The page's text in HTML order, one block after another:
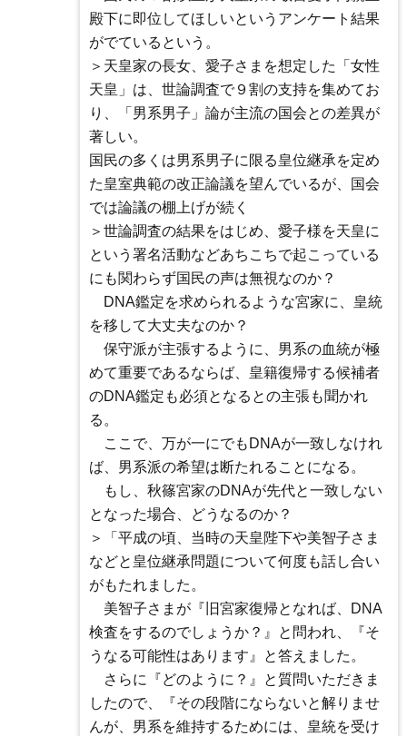
殿下に即位してほしいというアンケート結果
がでているという。
＞天皇家の長女、愛子さまを想定した「女性
天皇」は、世論調査で９割の支持を集めてお
り、「男系男子」論が主流の国会との差異が
著しい。
国民の多くは男系男子に限る皇位継承を定め
た皇室典範の改正論議を望んでいるが、国会
では論議の棚上げが続く
＞世論調査の結果をはじめ、愛子様を天皇に
という署名活動などあちこちで起こっている
にも関わらず国民の声は無視なのか？
DNA鑑定を求められるような宮家に、皇統
を移して大丈夫なのか？
保守派が主張するように、男系の血統が極
めて重要であるならば、皇籍復帰する候補者
のDNA鑑定も必須となるとの主張も聞かれ
る。
ここで、万が一にでもDNAが一致しなけれ
ば、男系派の希望は断たれることになる。
もし、秋篠宮家のDNAが先代と一致しない
となった場合、どうなるのか？
＞「平成の頃、当時の天皇陛下や美智子さま
などと皇位継承問題について何度も話し合い
がもたれました。
美智子さまが『旧宮家復帰となれば、DNA
検査をするのでしょうか？』と問われ、『そ
うなる可能性はあります』と答えました。
さらに『どのように？』と質問いただきま
したので、『その段階にならないと解りませ
んが、男系を維持するためには、皇統を受け